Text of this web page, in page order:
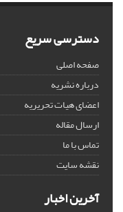
دسترسی سریع
صفحه اصلی
درباره نشریه
اعضای هیات تحریریه
ارسال مقاله
تماس با ما
نقشه سایت
آخرین اخبار